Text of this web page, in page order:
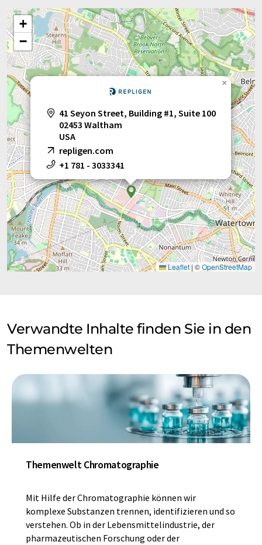
41 Seyon Street, Building #1, Suite 100
02453 Waltham
USA
repligen.com
+1 781 - 3033341
×
+
−
Leaflet | ©OpenStreetMap
Verwandte Inhalte finden Sie in den
Themenwelten
Themenwelt Chromatographie
Mit Hilfe der Chromatographie können wir
komplexe Substanzen trennen, identifizieren und so
verstehen. Ob in der Lebensmittelindustrie, der
pharmazeutischen Forschung oder der